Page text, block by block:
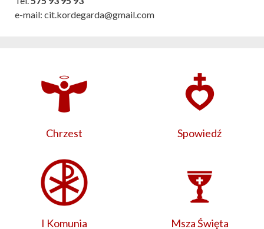
e-mail: cit.kordegarda@gmail.com
Chrzest Spowiedź
I Komunia Msza Święta